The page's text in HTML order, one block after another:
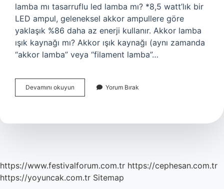
lamba mı tasarruflu led lamba mı? *8,5 watt’lık bir
LED ampul, geleneksel akkor ampullere göre
yaklaşık %86 daha az enerji kullanır. Akkor lamba
ışık kaynağı mı? Akkor ışık kaynağı (aynı zamanda
“akkor lamba” veya “filament lamba”…
Devamını okuyun Günümüzde
Kullanılan
Lamba
Yorum Bırak
https://www.festivalforum.com.tr https://cephesan.com.tr
https://yoyuncak.com.tr Sitemap